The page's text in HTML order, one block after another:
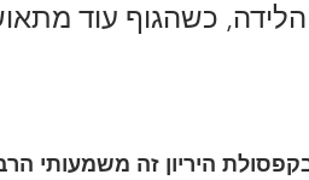
כשהגוף עוד
היריון זה משמעותי